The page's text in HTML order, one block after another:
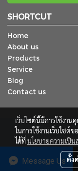
Message Us
SHORTCUT
Home
About us
Products
Service
Blog
Contact us
© Copyright 2018
เว็บไซต์นี้ ใช้สำ
ผู้
เว็บไซต์นี้มีการใช้งา
ในการใช้งานเว็บไซต์
ได้ที่นโยบายความเป็น
ตั้ง